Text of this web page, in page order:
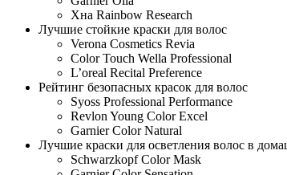
Хна Rainbow Research
Лучшие стойкие краски для волос
Verona Cosmetics Revia
Color Touch Wella Professional
L’oreal Recital Preference
Рейтинг безопасных красок для волос
Syoss Professional Performance
Revlon Young Color Excel
Garnier Color Natural
Лучшие краски для осветления волос в
Schwarzkopf Color Mask